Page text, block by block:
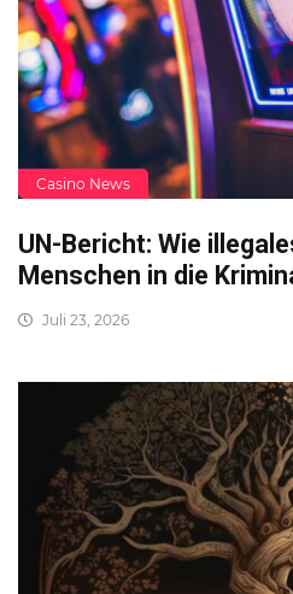
Casino News
UN-Bericht: Wie
Menschen in die
Juli 23, 2026